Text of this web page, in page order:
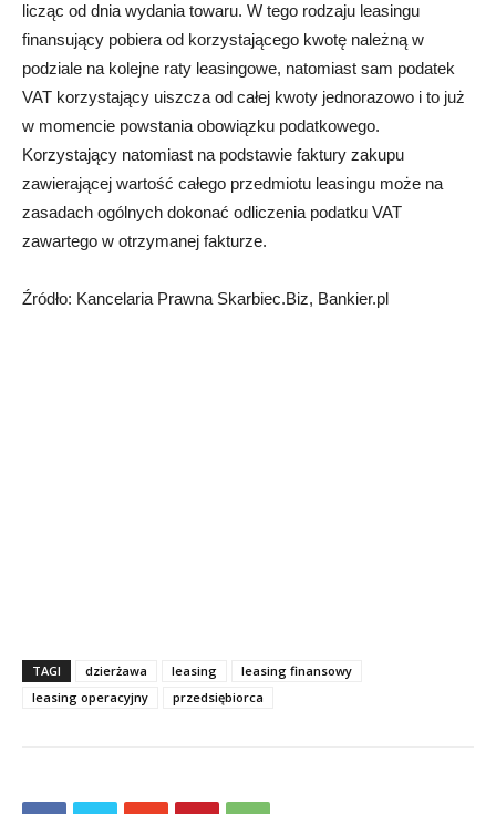
licząc od dnia wydania towaru. W tego rodzaju leasingu
finansujący pobiera od korzystającego kwotę należną w
podziale na kolejne raty leasingowe, natomiast sam podatek
VAT korzystający uiszcza od całej kwoty jednorazowo i to już
w momencie powstania obowiązku podatkowego.
Korzystający natomiast na podstawie faktury zakupu
zawierającej wartość całego przedmiotu leasingu może na
zasadach ogólnych dokonać odliczenia podatku VAT
zawartego w otrzymanej fakturze.
Źródło: Kancelaria Prawna Skarbiec.Biz, Bankier.pl
TAGI dzierżawa leasing
leasing finansowy
leasing operacyjny
przedsiębiorca